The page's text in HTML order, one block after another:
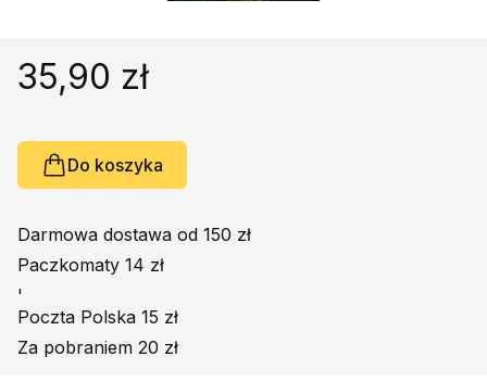
Podręczniki szkolne
Promocja
35,90 zł
Do koszyka
Darmowa dostawa od 150 zł
Paczkomaty 14 zł
'
Poczta Polska 15 zł
Za pobraniem 20 zł